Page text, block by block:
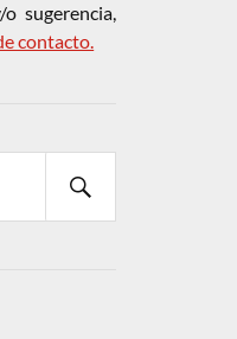
sugerencia,
contacto.